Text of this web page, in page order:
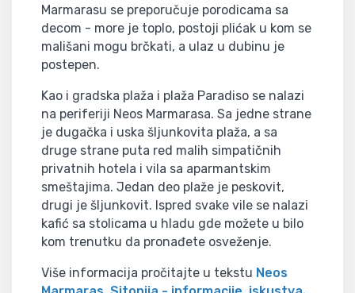
Marmarasu se preporučuje porodicama sa
decom - more je toplo, postoji plićak u kom se
mališani mogu brčkati, a ulaz u dubinu je
postepen.
Kao i gradska plaža i plaža Paradiso se nalazi
na periferiji Neos Marmarasa. Sa jedne strane
je dugačka i uska šljunkovita plaža, a sa
druge strane puta red malih simpatičnih
privatnih hotela i vila sa aparmantskim
smeštajima. Jedan deo plaže je peskovit,
drugi je šljunkovit. Ispred svake vile se nalazi
kafić sa stolicama u hladu gde možete u bilo
kom trenutku da pronađete osveženje.
Više informacija pročitajte u tekstu Neos